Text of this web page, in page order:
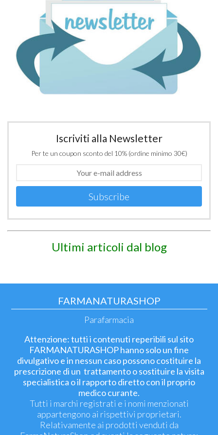
Iscriviti alla Newsletter
Per te un coupon sconto del 10% (ordine minimo 30€)
Subscribe
Ultimi articoli dal blog
FARMANATURASHOP
Parafarmacia
Attenzione: tutti i contenuti reperibili sul sito
FARMANATURASHOP hanno solo un fine
divulgativo e in nessun caso possono costituire la
prescrizione di un trattamento o sostituire la visita
specialistica o il rapporto diretto con il proprio
medico curante.
Tutti i marchi registrati e i nomi menzionati
appartengono ai rispettivi proprietari.
Relativamente ai prodotti venduti da